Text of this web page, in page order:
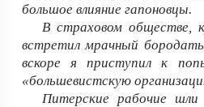
большое влияние гапоновцы.
В страховом обществе,
встретил мрачный
вскоре я приступил к
«большевистскую
Питерские рабочие